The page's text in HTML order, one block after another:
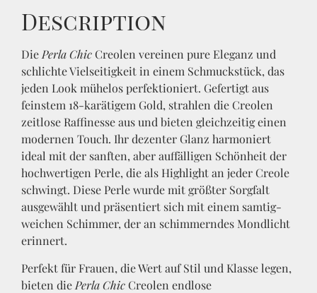
Description
DiePerla ChicCreolen vereinen pure Eleganz und
schlichte Vielseitigkeit in einem Schmuckstück, das
jeden Look mühelos perfektioniert. Gefertigt aus
feinstem 18-karätigem Gold, strahlen die Creolen
zeitlose Raffinesse aus und bieten gleichzeitig einen
modernen Touch. Ihr dezenter Glanz harmoniert
ideal mit der sanften, aber auffälligen Schönheit der
hochwertigen Perle, die als Highlight an jeder Creole
schwingt. Diese Perle wurde mit größter Sorgfalt
ausgewählt und präsentiert sich mit einem samtig-
weichen Schimmer, der an schimmerndes Mondlicht
erinnert.
Perfekt für Frauen, die Wert auf Stil und Klasse legen,
bieten die Perla ChicCreolen endlose